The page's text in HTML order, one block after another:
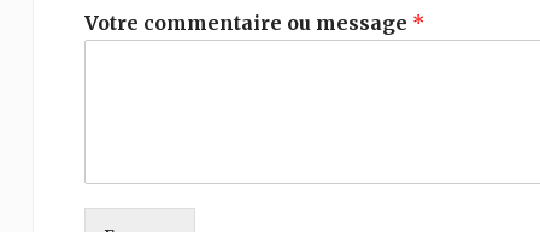
Votre commentaire ou message *